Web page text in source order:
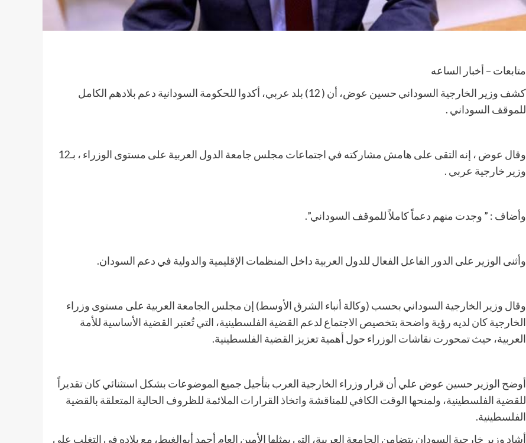
متابعات – أخبار الساعه
كشف وزير الخارجية السوداني حسين عوض، أن ( 12) بلد عربي، أكدوا للحكومة السودانية دعم بلادهم الكامل
للموقف السوداني .
وقال عوض ، إنه التقى على هامش مشاركته في اجتماعات مجلس جامعة الدول العربية على مستوى الوزراء ، بـ12
وزير خارجية عربي .
وأضاف : ” وجدت منهم دعماً كاملاً للموقف السوداني”.
وأثنى الوزير على الدور الفاعل الفعال للدول العربية داخل المنظمات الإقليمية والدولية في دعم السودان.
وقال وزير الخارجية السوداني بحسب (وكالة أنباء الشرق الأوسط) إن مجلس الجامعة العربية على مستوى وزراء
الخارجية كان لديه رؤية واضحة بتخصيص الاجتماع لدعم القضية الفلسطينية، التي تُعتبر القضية الأساسية للأمة
العربية، حيث تمحورت نقاشات الوزراء حول أهمية تعزيز القضية الفلسطينية.
أوضح الوزير حسين عوض علي أن قرار وزراء الخارجية العرب بتأجيل جميع الموضوعات بشكل استثنائي كان تقديراً
للقضية الفلسطينية، ولمنحها الوقت الكافي للمناقشة واتخاذ القرارات الملائمة للظروف الحالية المتعلقة بالقضية
الفلسطينية.
أشاد وزير خارجية السودان بتضامن الجامعة العربية، التي يمثلها الأمين العام أحمد أبوالغيط، مع بلاده في التغلب على